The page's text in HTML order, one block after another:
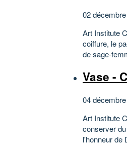
02
Art Institute
coiffure, le
de sage-
Vase -
04
Art Institute
conserver
l'honneur de